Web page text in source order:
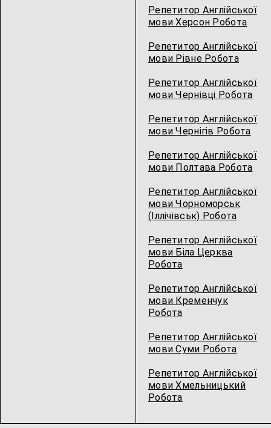
Репетитор Англійської
мови Херсон Робота
Репетитор Англійської
мови Рівне Робота
Репетитор Англійської
мови Чернівці Робота
Репетитор Англійської
мови Чернігів Робота
Репетитор Англійської
мови Полтава Робота
Репетитор Англійської
мови Чорноморськ
(Іллічівськ) Робота
Репетитор Англійської
мови Біла Церква
Робота
Репетитор Англійської
мови Кременчук
Робота
Репетитор Англійської
мови Суми Робота
Репетитор Англійської
мови Хмельницький
Робота